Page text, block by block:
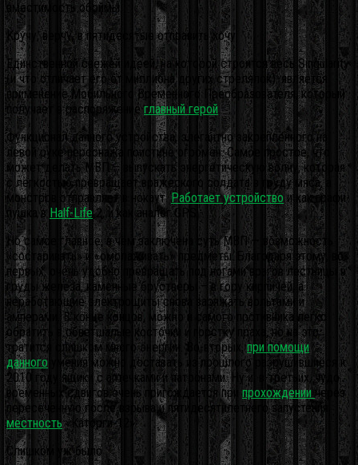
вместимость обоймы.
Кручу, верчу, в пятидесятые отправить хочу
Единственной свежей идеей, на которой строится весь Singularity
(и что отличает его от миллиона других стрелялок), является
применение Мобильного Временного Преобразователя, который
получает в распоряжениеглавный герой.
Функционал данного устройства, элегантно закреплённого на
левой руке персонажа поистине огромен. Самое простое, что
может делать МВП – выпускать энергетическую волну, которая
с лёгкостью превращает вражеского солдата в груду мяса, а
монстров отправляет в нокаут.Работает устройствои как графи-
пушка в Half-Life2, и как аналог GPS.
Но самое главное, в чём заключена суть МВП — возможность
«состаривать» и «омолаживать» предметы. Благодаря этому, во-
первых, очень удобно превращать под ногами врагов лестницы в
груды железа, каменные брустверы – в гору кирпичей, а
неработающие электрощиты снова заряжать вольтами и
амперами. В конце концов, можно и самого противника легко
обратить в обветшалые косточки и горстку праха, но на это
тратится слишком много энергии. Во-вторых,при помощи
данного умения можно доставать из прошлого разрушившиеся к
2010 году ящики с аптечками и патронами. Ну и, в-третьих, чудо
временных сдвигов очень пригождается при прохождении через
пересечённую после взрыва и пятидесятилетнего запустения
местность«Каторги-12».
Слишком уж было